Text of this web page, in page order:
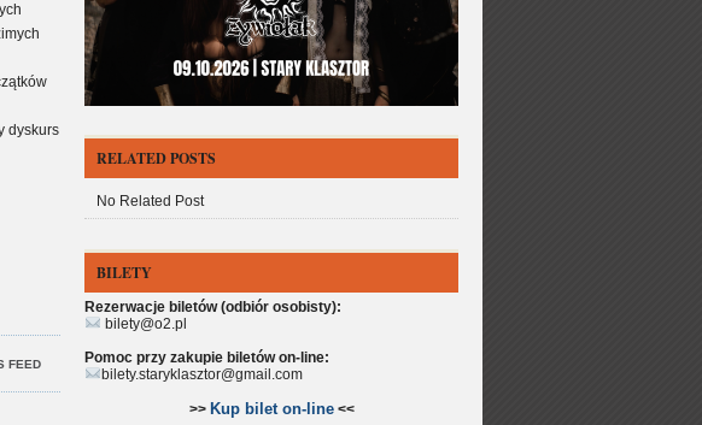
RELATED POSTS
No Related Post
BILETY
Rezerwacje biletów (odbiór osobisty):
bilety@o2.pl
Pomoc przy zakupie biletów on-line:
bilety.staryklasztor@gmail.com
>> Kup bilet on-line<<
dyskurs
FEED